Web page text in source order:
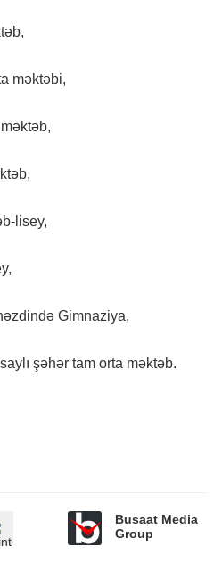
məktəbi,
lisey,
Gimnaziya,
şəhər tam orta məktəb.
Busaat Media
Group